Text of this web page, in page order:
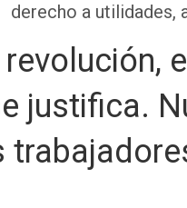
derecho a utilidades,
revolución,
justifica.